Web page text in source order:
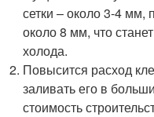
сетки – около 3-4 мм,
около 8 мм, что
холода.
Повысится расход
заливать его в
стоимость